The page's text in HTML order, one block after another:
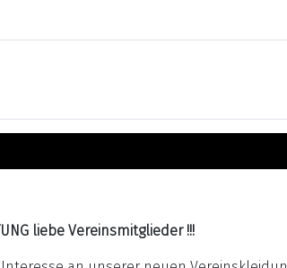
liebe Vereinsmitglieder !!!